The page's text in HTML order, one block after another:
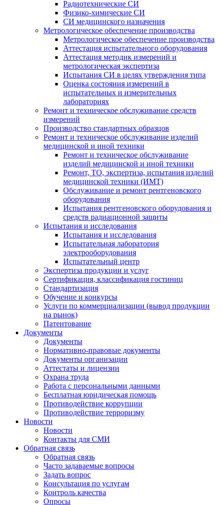
Радиотехнические СИ
Физико-химические СИ
СИ медицинского назначения
Метрологическое обеспечение производства
Метрологическое обеспечение производства
Аттестация испытательного оборудования
Аттестация методик измерений и
метрологическая экспертиза
Испытания СИ в целях утверждения типа
Оценка состояния измерений в
испытательных и измерительных
лабораториях
Ремонт и техническое обслуживание средств
измерений
Производство стандартных образцов
Ремонт и техническое обслуживание изделий
медицинской и иной техники
Ремонт и техническое обслуживание
изделий медицинской и иной техники
Ремонт, ТО, экспертиза, испытания изделий
медицинской техники (ИМТ)
Обслуживание и ремонт рентгеновского
оборудования
Испытания рентгеновского оборудования и
средств радиационной защиты
Испытания и исследования
Испытания и исследования
Испытательная лаборатория
электрооборудования
Испытательный центр
Экспертиза продукции и услуг
Сертификация, классификация гостиниц
Стандартизация
Обучение и конкурсы
Услуги по коммерциализации (вывод продукции
на рынок)
Патентование
Документы
Документы
Нормативно-правовые документы
Документы организации
Аттестаты и лицензии
Охрана труда
Работа с персональными данными
Бесплатная юридическая помощь
Противодействие коррупции
Противодействие терроризму
Новости
Новости
Контакты для СМИ
Обратная связь
Обратная связь
Часто задаваемые вопросы
Задать вопрос
Консультация по услугам
Контроль качества
Опросы